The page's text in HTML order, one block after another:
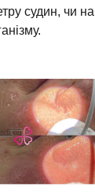
судин, чи